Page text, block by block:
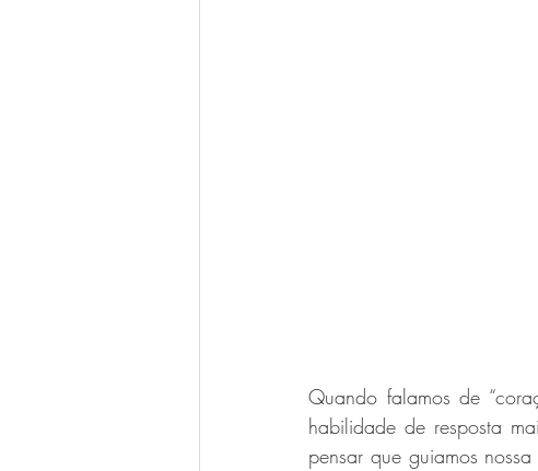
Quando falamos de
habilidade de resposta
pensar que guiamos